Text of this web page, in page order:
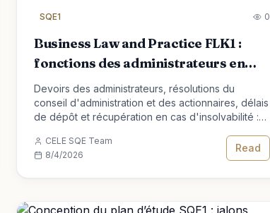
SQE1 0
Business Law and Practice FLK1 :
fonctions des administrateurs en
SQE1
Devoirs des administrateurs, résolutions du
conseil d'administration et des actionnaires, délais
de dépôt et récupération en cas d'insolvabilité :
SQE1 FLK1.
CELE SQE Team
8/4/2026
Read